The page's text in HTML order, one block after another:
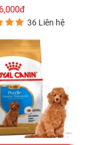
36 Liên hệ